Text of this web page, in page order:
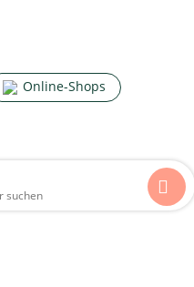
Online-Shops
Online-Shops